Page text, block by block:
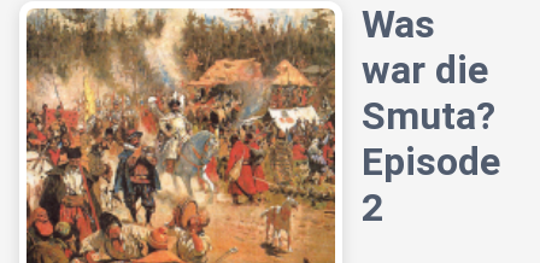
Was
war die
Smuta?
Episode
2